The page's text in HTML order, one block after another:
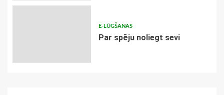
E-LŪGŠANAS
Par spēju noliegt sevi